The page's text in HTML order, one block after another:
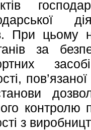
При цьому
за
контролю
з